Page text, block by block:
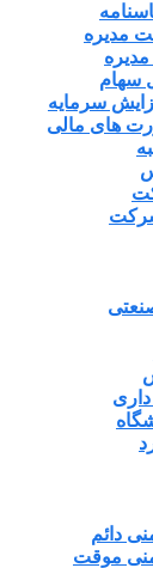
مدیره
سهام
سرمایه
های مالی
داری
دائم
موقت